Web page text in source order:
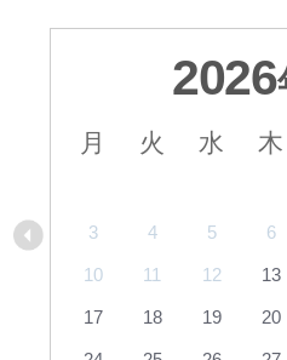
2026
月 火 水 木
3 4 5 6
10 11 12 13
17 18 19 20